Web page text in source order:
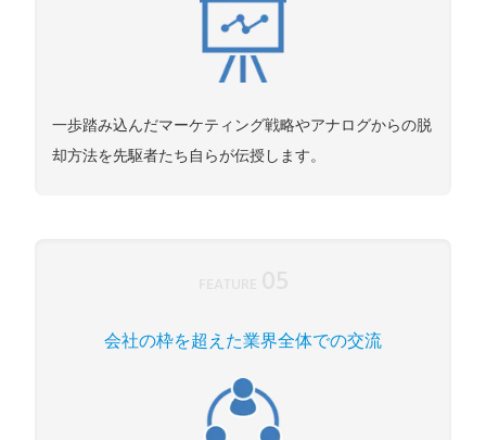
一歩踏み込んだマーケティング戦略やアナログからの脱
却方法を先駆者たち自らが伝授します。
会社の枠を超えた業界全体での交流